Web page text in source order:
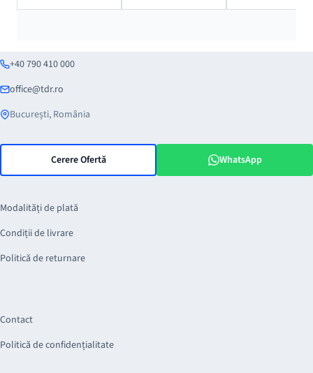
+40 790 410 000
office@tdr.ro
București, România
Cerere Ofertă WhatsApp
Modalități de plată
Condiții de livrare
Politică de returnare
Contact
Politică de confidențialitate